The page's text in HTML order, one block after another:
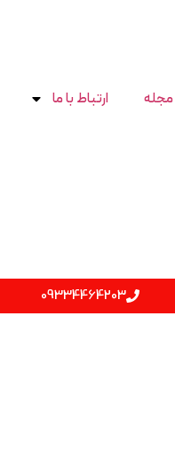
مجله ارتباط با ما
09334464203